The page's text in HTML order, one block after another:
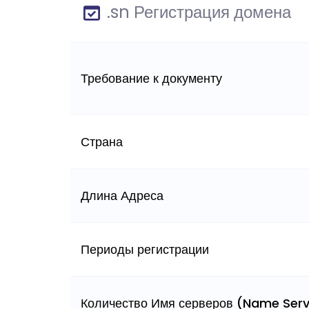
.sn Регистрация домена
Требование к документу
Страна
Длина Адреса
Периоды регистрации
Количество Имя серверов (Name